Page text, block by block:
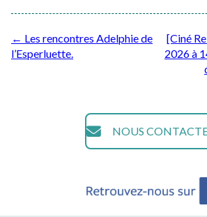
Post
← Les rencontres Adelphie de
l’Esperluette.
[Ciné
2026 à
NOUS